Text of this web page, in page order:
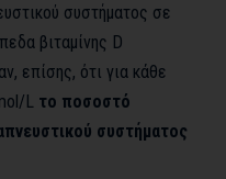
συστήματος σε
βιταμίνης D
επίσης, ότι για κάθε
L το ποσοστό
συστήματος